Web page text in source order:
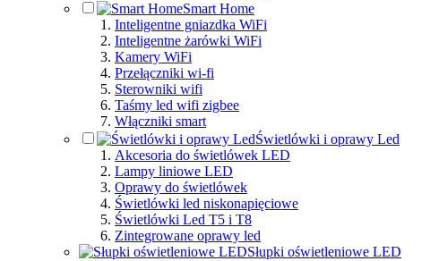
Smart Home
Inteligentne gniazdka WiFi
Inteligentne żarówki WiFi
Kamery WiFi
Przełączniki wi-fi
Sterowniki wifi
Taśmy led wifi zigbee
Włączniki smart
Świetlówki i oprawy Led
Akcesoria do świetlówek LED
Lampy liniowe LED
Oprawy do świetlówek
Świetlówki led niskonapięciowe
Świetlówki Led T5 i T8
Zintegrowane oprawy led
Słupki oświetleniowe LED